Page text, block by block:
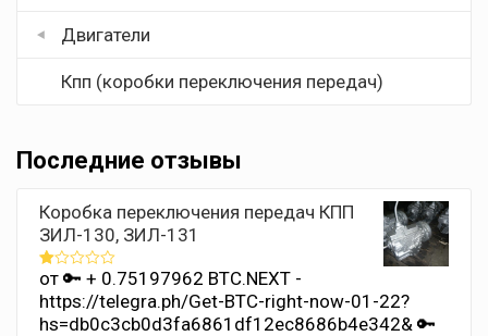
Двигатели
Кпп (коробки переключения передач)
Последние отзывы
Коробка переключения передач КПП
ЗИЛ-130, ЗИЛ-131
Оценка
1
из
5
от 🔑 + 0.75197962 BTC.NEXT -
https://telegra.ph/Get-BTC-right-now-01-22?
hs=db0c3cb0d3fa6861df12ec8686b4e342& 🔑